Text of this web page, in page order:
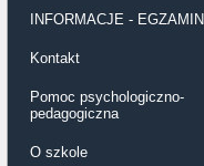
INFORMACJE - EGZAMIN
Kontakt
Pomoc psychologiczno-
pedagogiczna
O szkole